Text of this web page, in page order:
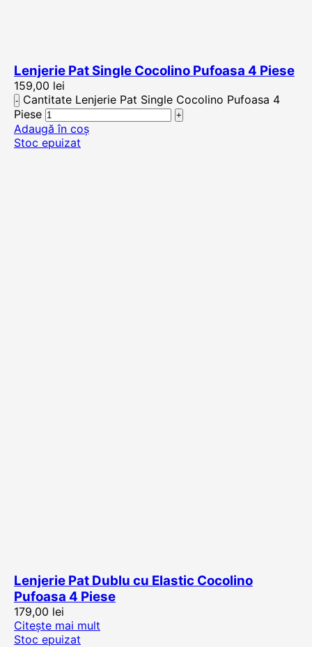
Lenjerie Pat Single Cocolino Pufoasa 4 Piese
159,00 lei
Cantitate Lenjerie Pat Single Cocolino Pufoasa 4
Piese
Adaugă în coș
Stoc epuizat
Lenjerie Pat Dublu cu Elastic Cocolino
Pufoasa 4 Piese
179,00 lei
Citește mai mult
Stoc epuizat